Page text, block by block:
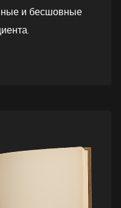
и бесшовные